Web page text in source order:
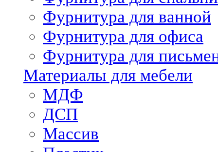
Фурнитура для ванной
Фурнитура для офиса
Фурнитура для
Материалы для мебели
МДФ
ДСП
Массив